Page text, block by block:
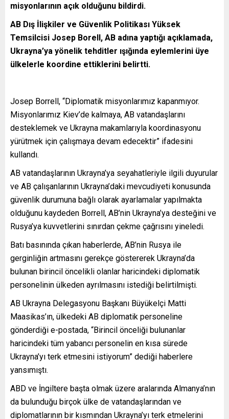
misyonlarının açık olduğunu bildirdi.
AB Dış İlişkiler ve Güvenlik Politikası Yüksek
Temsilcisi Josep Borell, AB adına yaptığı açıklamada,
Ukrayna’ya yönelik tehditler ışığında eylemlerini üye
ülkelerle koordine ettiklerini belirtti.
Josep Borrell, “Diplomatik misyonlarımız kapanmıyor.
Misyonlarımız Kiev’de kalmaya, AB vatandaşlarını
desteklemek ve Ukrayna makamlarıyla koordinasyonu
yürütmek için çalışmaya devam edecektir” ifadesini
kullandı.
AB vatandaşlarının Ukrayna’ya seyahatleriyle ilgili duyurular
ve AB çalışanlarının Ukrayna’daki mevcudiyeti konusunda
güvenlik durumuna bağlı olarak ayarlamalar yapılmakta
olduğunu kaydeden Borrell, AB’nin Ukrayna’ya desteğini ve
Rusya’ya kuvvetlerini sınırdan çekme çağrısını yineledi.
Batı basınında çıkan haberlerde, AB’nin Rusya ile
gerginliğin artmasını gerekçe göstererek Ukrayna’da
bulunan birincil öncelikli olanlar haricindeki diplomatik
personelinin ülkeden ayrılmasını istediği belirtilmişti.
AB Ukrayna Delegasyonu Başkanı Büyükelçi Matti
Maasikas’ın, ülkedeki AB diplomatik personeline
gönderdiği e-postada, “Birincil önceliği bulunanlar
haricindeki tüm yabancı personelin en kısa sürede
Ukrayna’yı terk etmesini istiyorum” dediği haberlere
yansımıştı.
ABD ve İngiltere başta olmak üzere aralarında Almanya’nın
da bulunduğu birçok ülke de vatandaşlarından ve
diplomatlarının bir kısmından Ukrayna’yı terk etmelerini